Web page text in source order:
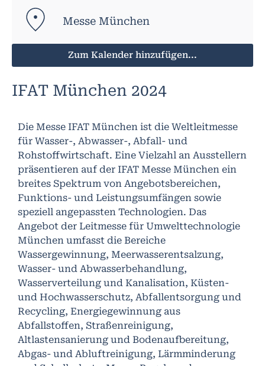
Messe München
Zum Kalender hinzufügen...
IFAT München 2024
Die Messe IFAT München ist die Weltleitmesse
für Wasser-, Abwasser-, Abfall- und
Rohstoffwirtschaft. Eine Vielzahl an Ausstellern
präsentieren auf der IFAT Messe München ein
breites Spektrum von Angebotsbereichen,
Funktions- und Leistungsumfängen sowie
speziell angepassten Technologien. Das
Angebot der Leitmesse für Umwelttechnologie
München umfasst die Bereiche
Wassergewinnung, Meerwasserentsalzung,
Wasser- und Abwasserbehandlung,
Wasserverteilung und Kanalisation, Küsten-
und Hochwasserschutz, Abfallentsorgung und
Recycling, Energiegewinnung aus
Abfallstoffen, Straßenreinigung,
Altlastensanierung und Bodenaufbereitung,
Abgas- und Abluftreinigung, Lärmminderung